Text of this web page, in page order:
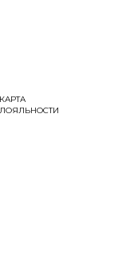
КАРТА
ЛОЯЛЬНОСТИ